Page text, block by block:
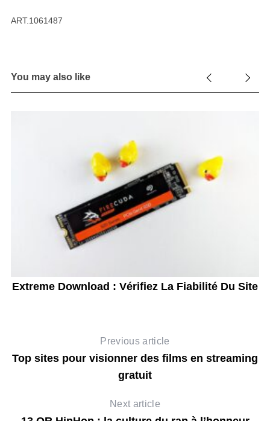
ART.1061487
You may also like
Extreme Download : Vérifiez La Fiabilité Du Site
Previous article
Top sites pour visionner des films en streaming
gratuit
Next article